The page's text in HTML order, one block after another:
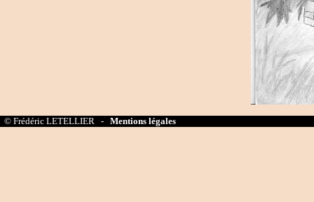
© Frédéric LETELLIER - Mentions légales